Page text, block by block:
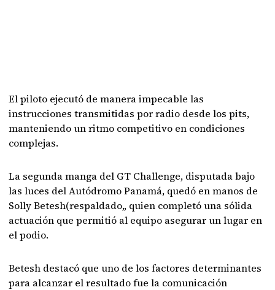
El piloto ejecutó de manera impecable las
instrucciones transmitidas por radio desde los pits,
manteniendo un ritmo competitivo en condiciones
complejas.
La segunda manga del GT Challenge, disputada bajo
las luces del Autódromo Panamá, quedó en manos de
Solly Betesh(respaldado,, quien completó una sólida
actuación que permitió al equipo asegurar un lugar en
el podio.
Betesh destacó que uno de los factores determinantes
para alcanzar el resultado fue la comunicación